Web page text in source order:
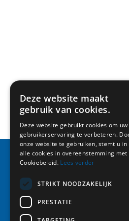
RVS Vereniging
p/a Abe Lenstra
Deze website maakt
gebruik van cookies.
Deze website gebruikt cookies om uw
gebruikerservaring te verbeteren.
onze website te gebruiken, stemt u in
alle cookies in overeenstemming met
Cookiebeleid. Lees verder
STRIKT NOODZAKELIJK
PRESTATIE